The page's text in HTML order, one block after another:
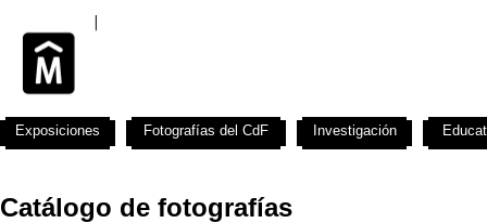
Catálogo de fotografías
Exposiciones Fotografías del CdF Investigación